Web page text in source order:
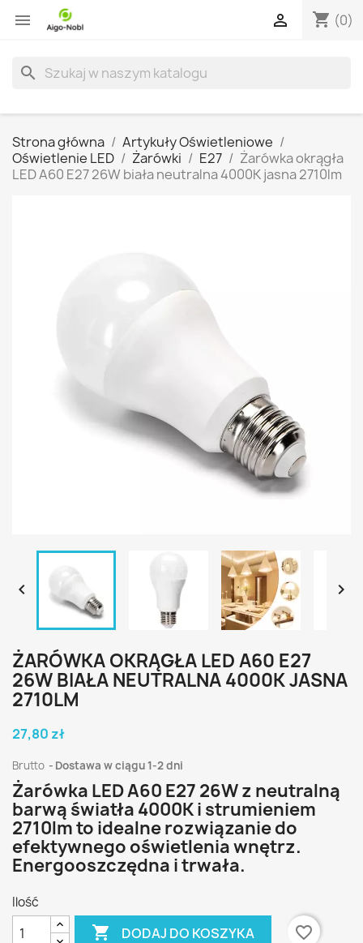
 shopping_cart (0)

search
Strona główna
Artykuły Oświetleniowe
Oświetlenie LED
Żarówki E27
Żarówka okrągła
LED A60 E27 26W biała neutralna 4000K jasna 2710lm
 
ŻARÓWKA OKRĄGŁA LED A60 E27
26W BIAŁA NEUTRALNA 4000K JASNA
2710LM
27,80 zł
Brutto Dostawa w ciągu 1-2 dni
Żarówka LED A60 E27 26W z neutralną
barwą światła 4000K i strumieniem
2710lm to idealne rozwiązanie do
efektywnego oświetlenia wnętrz.
Energooszczędna i trwała.
Ilość
 DODAJ DO KOSZYKA favorite_border